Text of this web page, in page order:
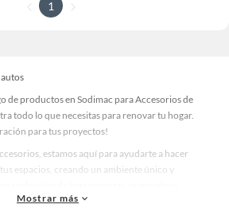
1
de productos en Sodimac para Accesorios de
todo lo que necesitas para renovar tu hogar.
para tus proyectos!
estamos aquí para ayudarte a hacer
espacios, creando un ambiente único y
a crear un espacio más tú.
Mostrar más